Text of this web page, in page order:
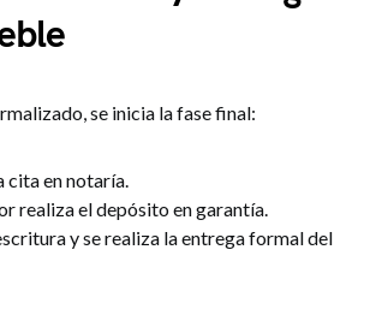
se inicia la fase final:
cita en notaría.
realiza el depósito en garantía.
y se realiza la entrega formal del